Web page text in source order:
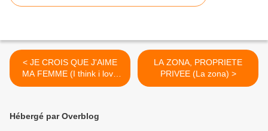
< JE CROIS QUE J'AIME
MA FEMME (I think i love
my wife)
LA ZONA, PROPRIETE
PRIVEE (La zona) >
Hébergé par Overblog